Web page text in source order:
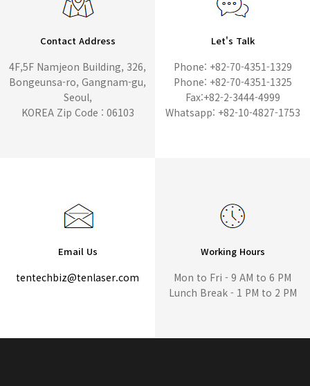
Contact Address
4F,5F Namjeon Building, 326,
Bongeunsa-ro, Gangnam-gu,
Seoul,
KOREA Zip Code : 06103
Let's Talk
Phone: +82-70-4351-1329
Phone: +82-70-4351-1325
Fax:+82-2-3444-4999
Whatsapp: +82-10-4827-1753
Email Us
tentechbiz@tenlaser.com
Working Hours
Mon to Fri - 9 AM to 6 PM
Lunch Break - 1 PM to 2 PM